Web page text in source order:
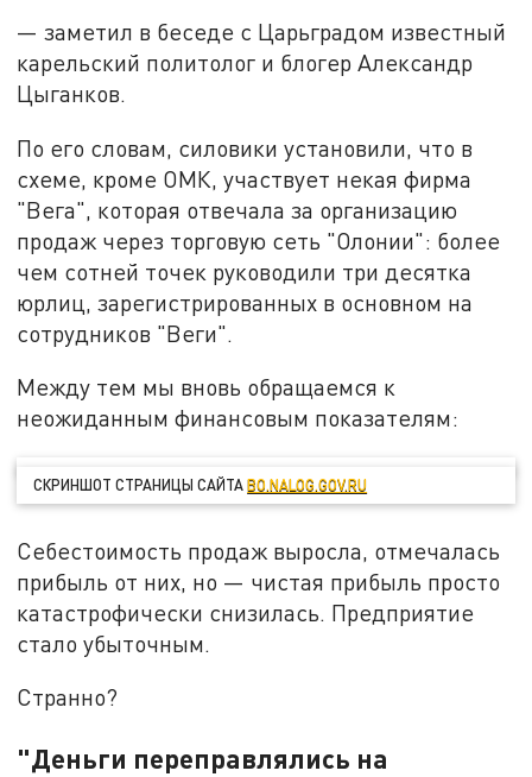
— заметил в беседе с Царьградом известный
карельский политолог и блогер Александр
Цыганков.
По его словам, силовики установили, что в
схеме, кроме ОМК, участвует некая фирма
"Вега", которая отвечала за организацию
продаж через торговую сеть "Олонии": более
чем сотней точек руководили три десятка
юрлиц, зарегистрированных в основном на
сотрудников "Веги".
Между тем мы вновь обращаемся к
неожиданным финансовым показателям:
СКРИНШОТ СТРАНИЦЫ САЙТАBO.NALOG.GOV.RU
Себестоимость продаж выросла, отмечалась
прибыль от них, но — чистая прибыль просто
катастрофически снизилась. Предприятие
стало убыточным.
Странно?
"Деньги переправлялись на